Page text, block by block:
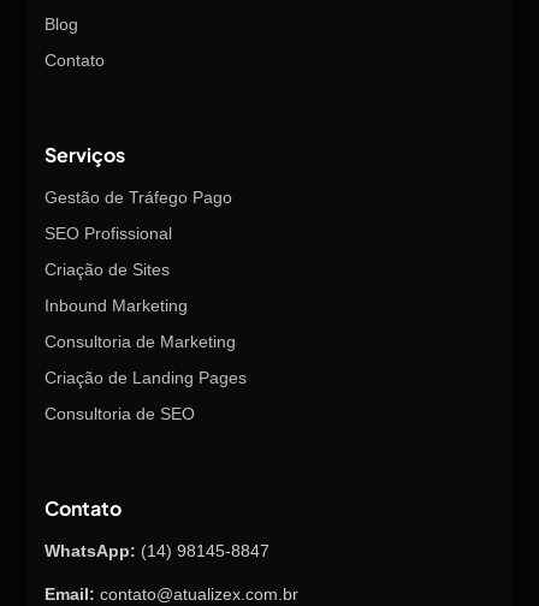
Blog
Contato
Serviços
Gestão de Tráfego Pago
SEO Profissional
Criação de Sites
Inbound Marketing
Consultoria de Marketing
Criação de Landing Pages
Consultoria de SEO
Contato
WhatsApp: (14) 98145-8847
Email: contato@atualizex.com.br